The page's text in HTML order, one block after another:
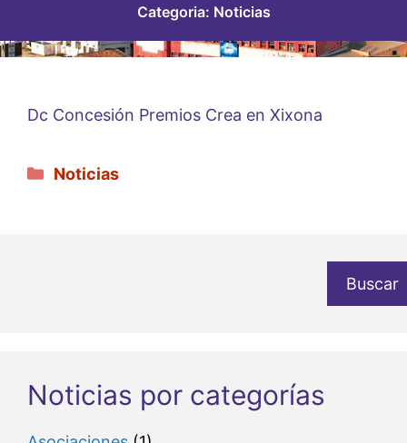
Categoria: Noticias
Dc Concesión Premios Crea en Xixona
Categorías
Noticias
Buscar
Noticias por categorías